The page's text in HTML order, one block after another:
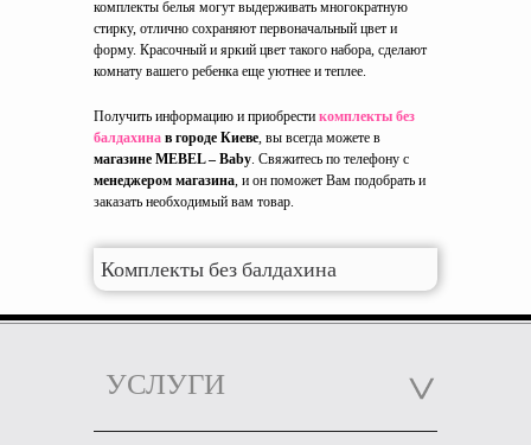
комплекты белья могут выдерживать многократную
стирку, отлично сохраняют первоначальный цвет и
форму. Красочный и яркий цвет такого набора, сделают
комнату вашего ребенка еще уютнее и теплее.
Получить информацию и приобрести комплекты без
балдахина в городе Киеве, вы всегда можете в
магазине MEBEL – Baby. Свяжитесь по телефону с
менеджером магазина, и он поможет Вам подобрать и
заказать необходимый вам товар.
Комплекты без балдахина
УСЛУГИ